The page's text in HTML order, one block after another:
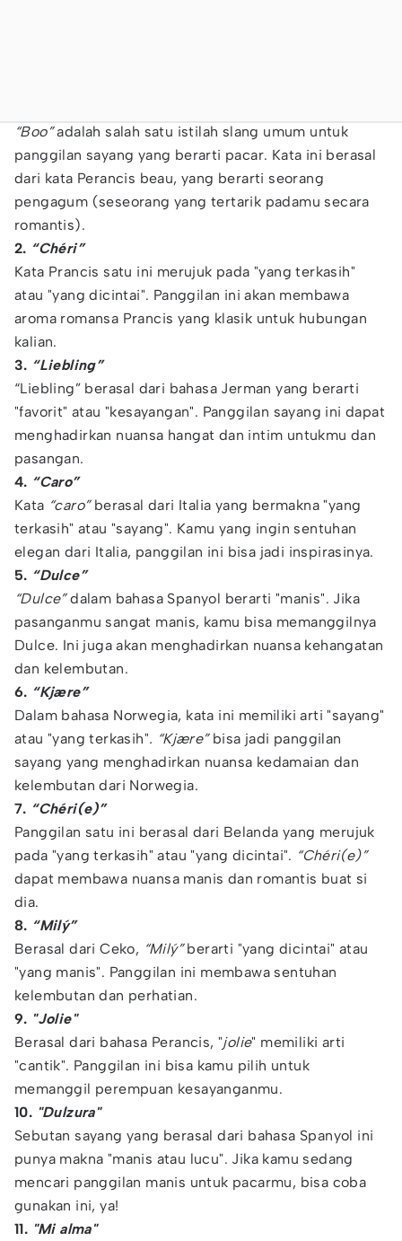
“Boo”adalah salah satu istilah slang umum untuk
panggilan sayang yang berarti pacar. Kata ini berasal
dari kata Perancis beau, yang berarti seorang
pengagum (seseorang yang tertarik padamu secara
romantis).
2. “Chéri”
Kata Prancis satu ini merujuk pada "yang terkasih"
atau "yang dicintai". Panggilan ini akan membawa
aroma romansa Prancis yang klasik untuk hubungan
kalian.
3. “Liebling”
“Liebling” berasal dari bahasa Jerman yang berarti
"favorit" atau "kesayangan". Panggilan sayang ini dapat
menghadirkan nuansa hangat dan intim untukmu dan
pasangan.
4. “Caro”
Kata “caro”berasal dari Italia yang bermakna "yang
terkasih" atau "sayang". Kamu yang ingin sentuhan
elegan dari Italia, panggilan ini bisa jadi inspirasinya.
5. “Dulce”
“Dulce”dalam bahasa Spanyol berarti "manis". Jika
pasanganmu sangat manis, kamu bisa memanggilnya
Dulce. Ini juga akan menghadirkan nuansa kehangatan
dan kelembutan.
6. “Kjære”
Dalam bahasa Norwegia, kata ini memiliki arti "sayang"
atau "yang terkasih". “Kjære” bisa jadi panggilan
sayang yang menghadirkan nuansa kedamaian dan
kelembutan dari Norwegia.
7. “Chéri(e)”
Panggilan satu ini berasal dari Belanda yang merujuk
pada "yang terkasih" atau "yang dicintai". “Chéri(e)”
dapat membawa nuansa manis dan romantis buat si
dia.
8. “Milý”
Berasal dari Ceko, “Milý”berarti "yang dicintai" atau
"yang manis". Panggilan ini membawa sentuhan
kelembutan dan perhatian.
9. "Jolie"
Berasal dari bahasa Perancis, "jolie" memiliki arti
"cantik". Panggilan ini bisa kamu pilih untuk
memanggil perempuan kesayanganmu.
10. "Dulzura"
Sebutan sayang yang berasal dari bahasa Spanyol ini
punya makna "manis atau lucu". Jika kamu sedang
mencari panggilan manis untuk pacarmu, bisa coba
gunakan ini, ya!
11. "Mi alma"